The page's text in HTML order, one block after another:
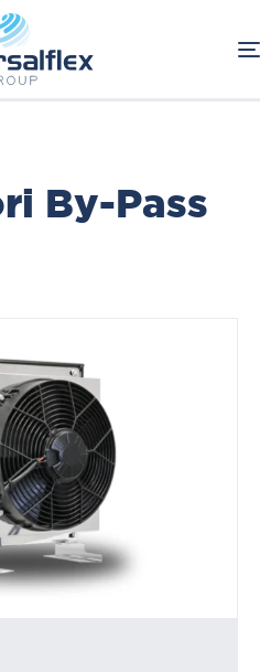
Oleodinamici
RAAL
By-Pass